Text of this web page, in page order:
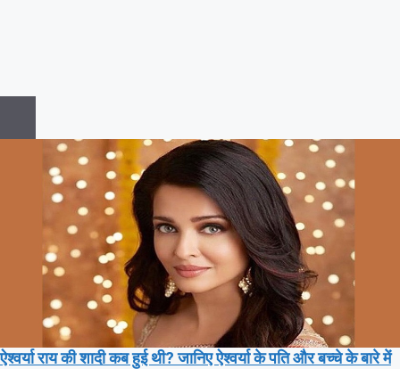
ऐश्वर्या राय की शादी कब हुई थी? जानिए ऐश्वर्या के पति और बच्चे के बारे में